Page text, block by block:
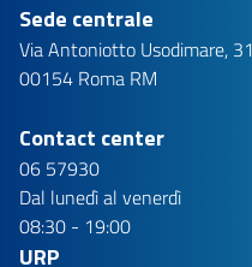
Sede centrale
Via Antoniotto Usodimare, 31
00154 Roma RM
Contact center
06 57930
Dal lunedì al venerdì
08:30 - 19:00
URP